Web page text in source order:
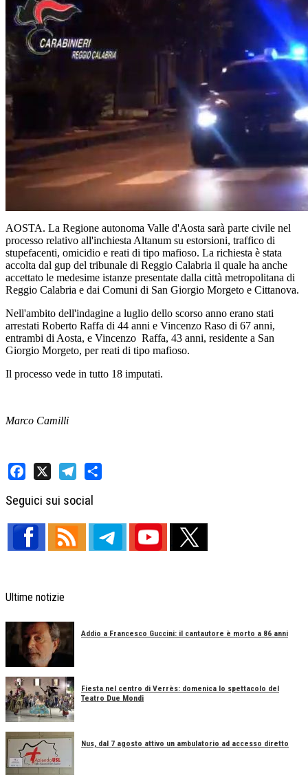
AOSTA. La Regione autonoma Valle d'Aosta sarà parte civile nel
processo relativo all'inchiesta Altanum su estorsioni, traffico di
stupefacenti, omicidio e reati di tipo mafioso. La richiesta è stata
accolta dal gup del tribunale di Reggio Calabria il quale ha anche
accettato le medesime istanze presentate dalla città metropolitana di
Reggio Calabria e dai Comuni di San Giorgio Morgeto e Cittanova.
Nell'ambito dell'indagine a luglio dello scorso anno erano stati
arrestati Roberto Raffa di 44 anni e Vincenzo Raso di 67 anni,
entrambi di Aosta, e Vincenzo Raffa, 43 anni, residente a San
Giorgio Morgeto, per reati di tipo mafioso.
Il processo vede in tutto 18 imputati.
Marco Camilli
Seguici sui social
Ultime notizie
Addio a Francesco Guccini: il cantautore è morto a 86 anni
Fiesta nel centro di Verrès: domenica lo spettacolo del
Teatro Due Mondi
Nus, dal 7 agosto attivo un ambulatorio ad accesso diretto